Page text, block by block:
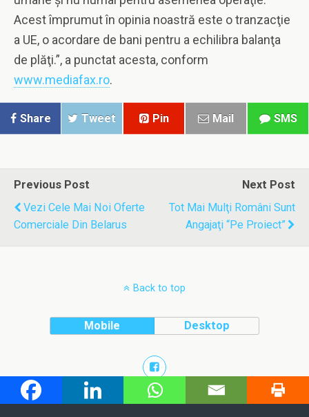
Acest împrumut în opinia noastră este o tranzacţie
a UE, o acordare de bani pentru a echilibra balanţa
de plăţi.”, a punctat acesta, conform
www.mediafax.ro.
Share Tweet Pin Mail SMS
Previous Post
Vezi Cele Mai Noi Oferte
Comerciale Din Belarus
Next Post
Tot Mai Mulţi Români Sunt
Angajaţi “pe Proiect”
Back to top
Mobile Desktop